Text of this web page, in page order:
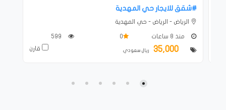
#شقق للايجار حي المهدية
الرياض - الرياض - حي المهدية
منذ 8 ساعات 0
35,000 ريال سعودي قارن